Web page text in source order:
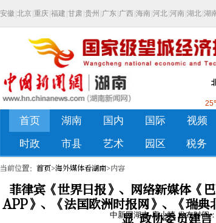
当前位置： 首页>海外媒体看湖南>内容
菲律宾《世界日报》、网络新媒体《
APP》、《法国欧洲时报网》、《瑞
显 政协委员建
中新网湖南 唐小晴 发布时间